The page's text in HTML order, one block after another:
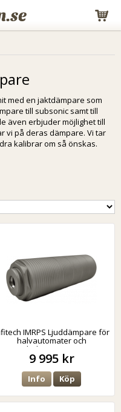
med en jaktdämpare som
till subsonic samt till
även erbjuder möjlighet till
vi på deras dämpare. Vi tar
kalibrar om så önskas.
IMRPS Ljuddämpare för
halvautomater och
helautomater
9 995 kr
Info Köp